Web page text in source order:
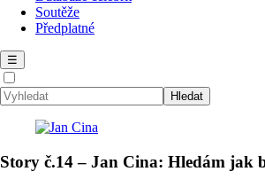
Soutěže
Předplatné
☰
Story č.14 – Jan Cina: Hledám jak